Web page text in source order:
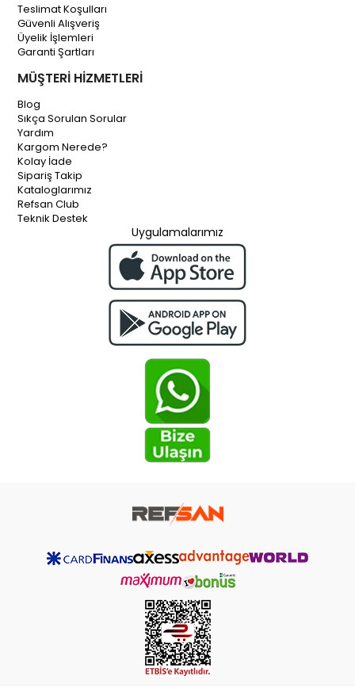
Teslimat Koşulları
Güvenli Alışveriş
Üyelik İşlemleri
Garanti Şartları
MÜŞTERİ HİZMETLERİ
Blog
Sıkça Sorulan Sorular
Yardım
Kargom Nerede?
Kolay İade
Sipariş Takip
Kataloglarımız
Refsan Club
Teknik Destek
Uygulamalarımız